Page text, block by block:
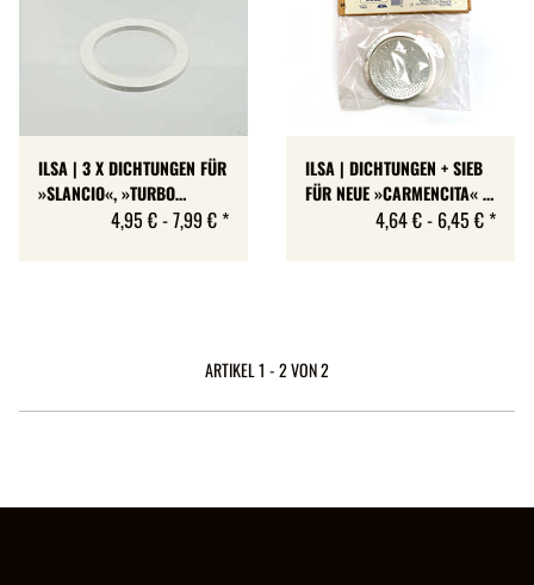
ILSA | 3 X DICHTUNGEN FÜR
»SLANCIO«, »TURBO
EXPRESS« | GUMMI
4,95 € -7,99 € *
ILSA | DICHTUNGEN + SIEB
FÜR NEUE »CARMENCITA« |
LAVAZZA | 4 GRÖSSEN
4,64 € - 6,45 € *
ARTIKEL 1 - 2 VON 2